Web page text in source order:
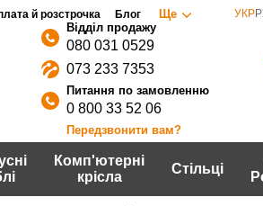
й розстрочка Блог Ще УКР
080 031 0529
073 233 7353
0 800 33 52 06
Передзвонити вам?
Комп'ютерні
крісла
Стільці